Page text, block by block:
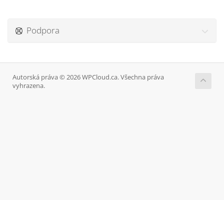
Podpora
Autorská práva © 2026 WPCloud.ca. Všechna práva
vyhrazena.